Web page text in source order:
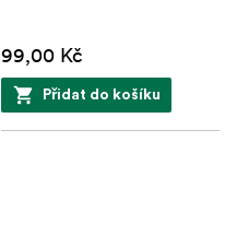
99,00 Kč
Přidat do košíku